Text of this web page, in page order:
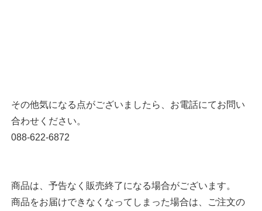
その他気になる点がございましたら、お電話にてお問い
合わせください。
088-622-6872
商品は、予告なく販売終了になる場合がございます。
商品をお届けできなくなってしまった場合は、ご注文の